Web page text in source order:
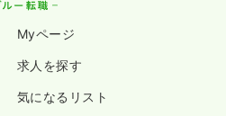
Myページ
求人を探す
気になるリスト